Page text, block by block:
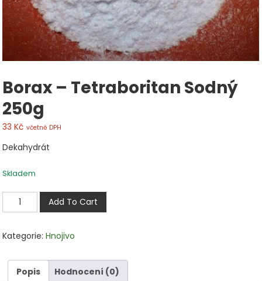
Borax – Tetraboritan Sodný
250g
33Kč včetně DPH
Dekahydrát
Skladem
Borax
-
sodný
250g
množství
Add To Cart
Kategorie:Hnojivo
Popis Hodnocení (0)